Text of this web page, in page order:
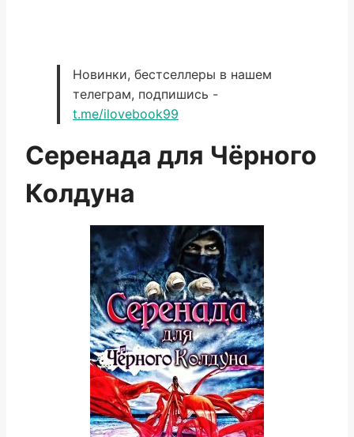
Новинки, бестселлеры в нашем
телеграм, подпишись -
t.me/ilovebook99
Серенада для Чёрного
Колдуна